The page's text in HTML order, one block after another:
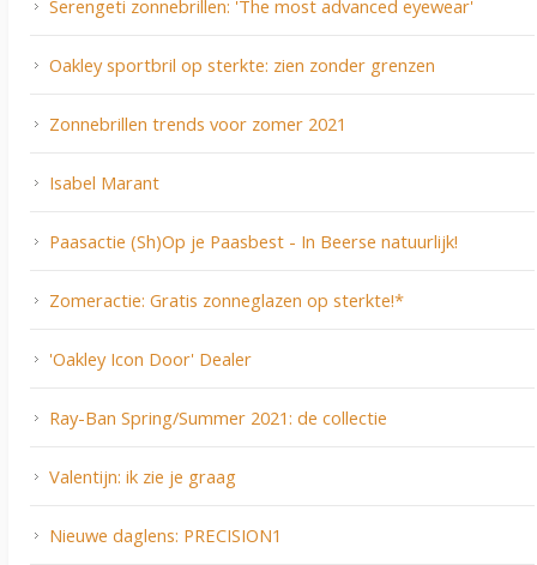
Serengeti zonnebrillen: 'The most advanced eyewear'
Oakley sportbril op sterkte: zien zonder grenzen
Zonnebrillen trends voor zomer 2021
Isabel Marant
Paasactie (Sh)Op je Paasbest - In Beerse natuurlijk!
Zomeractie: Gratis zonneglazen op sterkte!*
'Oakley Icon Door' Dealer
Ray-Ban Spring/Summer 2021: de collectie
Valentijn: ik zie je graag
Nieuwe daglens: PRECISION1